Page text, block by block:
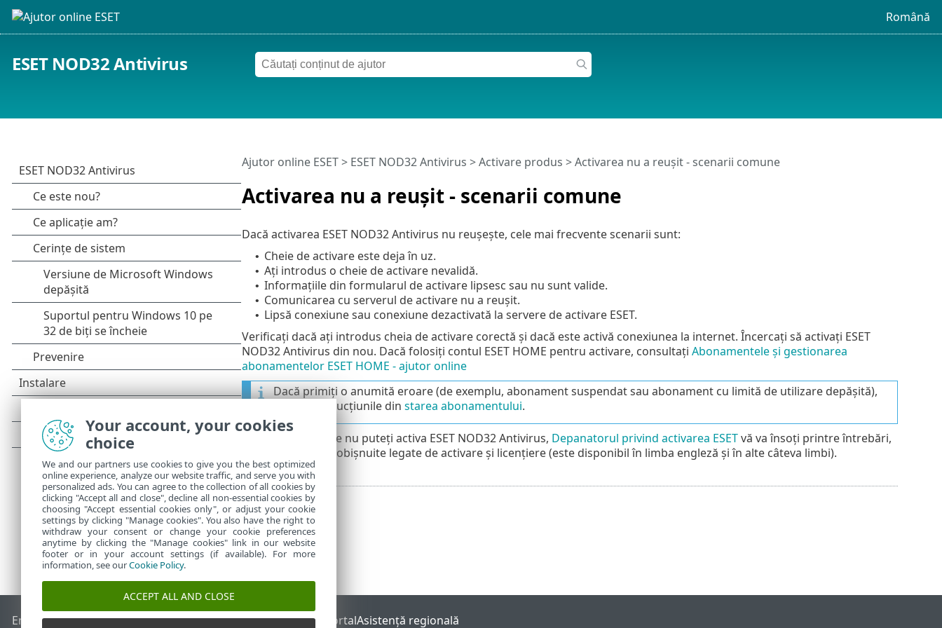
Română
ESET NOD32 Antivirus
Activarea nu a reușit - scenarii comune
Ajutor online ESET> ESET NOD32 Antivirus >Activare produs > Activarea nu a reușit - scenarii comune
Dacă activarea ESET NOD32 Antivirus nu reușește, cele mai frecvente scenarii sunt:
• Cheie de activare este deja în uz.
• Ați introdus o cheie de activare nevalidă.
• Informațiile din formularul de activare lipsesc sau nu sunt valide.
• Comunicarea cu serverul de activare nu a reușit.
• Lipsă conexiune sau conexiune dezactivată la servere de activare ESET.
Verificați dacă ați introdus cheia de activare corectă și dacă este activă conexiunea la internet. Încercați să activați ESET
NOD32 Antivirus din nou. Dacă folosiți contul ESET HOME pentru activare, consultați Abonamentele și gestionarea
abonamentelor ESET HOME - ajutor online
Dacă primiți o anumită eroare (de exemplu, abonament suspendat sau abonament cu limită de utilizare depășită),
urmați instrucțiunile din starea abonamentului.
Dacă în continuare nu puteți activa ESET NOD32 Antivirus, Depanatorul privind activarea ESETvă va însoți printre întrebări,
erori și probleme obișnuite legate de activare și licențiere (este disponibil în limba engleză și în alte câteva limbi).
End of LifeBaza de cunoștințe ESETForum ESETESET Status PortalAsistenţă regională
Your account, your cookies
choice
We and our partners use cookies to give you the best optimized
online experience, analyze our website traffic, and serve you with
personalized ads. You can agree to the collection of all cookies by
clicking "Accept all and close", decline all non-essential cookies by
choosing "Accept essential cookies only", or adjust your cookie
settings by clicking "Manage cookies". You also have the right to
withdraw your consent or change your cookie preferences
anytime by clicking the "Manage cookies" link in our website
footer or in your account settings (if available). For more
information, see ourCookie Policy.
ACCEPT ALL AND CLOSE